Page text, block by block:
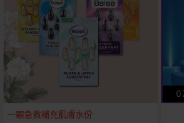
一顆急救補充肌膚水份